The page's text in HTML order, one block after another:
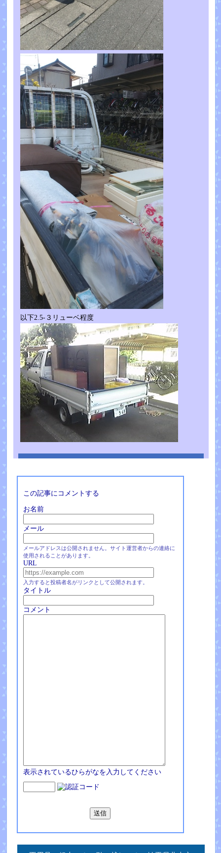
以下2.5-３リューベ程度
この記事にコメントする
お名前
メール
メールアドレスは公開されません。サイト運営者からの連絡に
使用されることがあります。
URL
入力すると投稿者名がリンクとして公開されます。
タイトル
コメント
表示されているひらがなを入力してください